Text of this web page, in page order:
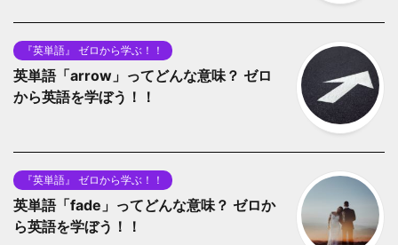
『英単語』 ゼロから学ぶ！！
英単語「arrow」ってどんな意味？ ゼロ
から英語を学ぼう！！
『英単語』 ゼロから学ぶ！！
英単語「fade」ってどんな意味？ ゼロか
ら英語を学ぼう！！